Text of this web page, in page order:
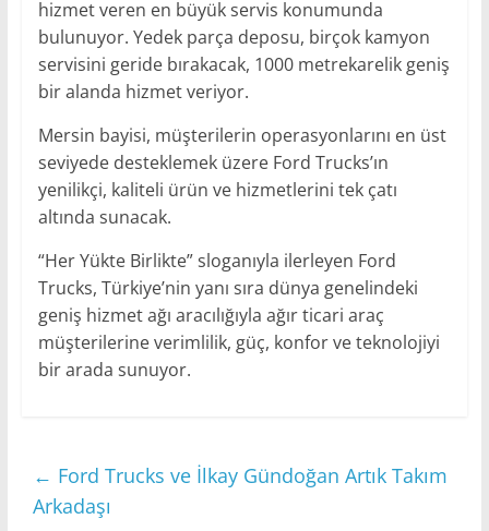
hizmet veren en büyük servis konumunda
bulunuyor. Yedek parça deposu, birçok kamyon
servisini geride bırakacak, 1000 metrekarelik geniş
bir alanda hizmet veriyor.
Mersin bayisi, müşterilerin operasyonlarını en üst
seviyede desteklemek üzere Ford Trucks’ın
yenilikçi, kaliteli ürün ve hizmetlerini tek çatı
altında sunacak.
“Her Yükte Birlikte” sloganıyla ilerleyen Ford
Trucks, Türkiye’nin yanı sıra dünya genelindeki
geniş hizmet ağı aracılığıyla ağır ticari araç
müşterilerine verimlilik, güç, konfor ve teknolojiyi
bir arada sunuyor.
← Ford Trucks ve İlkay Gündoğan Artık Takım
Arkadaşı